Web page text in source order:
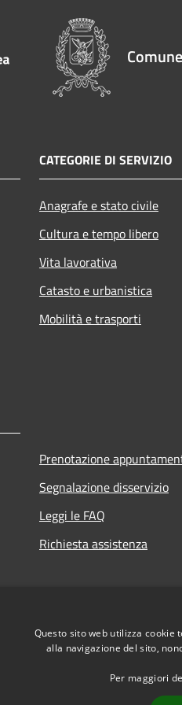
CATEGORIE DI SERVIZIO
Anagrafe e stato civile
Cultura e tempo libero
Vita lavorativa
Catasto e urbanistica
Mobilità e trasporti
Prenotazione
Segnalazione disservizio
Leggi le FAQ
Richiesta assistenza
Questo sito web utilizza
alla navigazione del sito,
Per maggiori